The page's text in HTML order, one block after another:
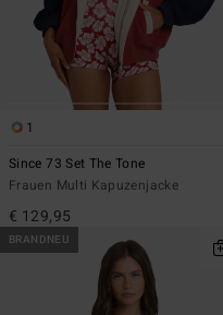
1
Since 73 Set The Tone
Frauen Multi Kapuzenjacke
€ 129,95
BRANDNEU